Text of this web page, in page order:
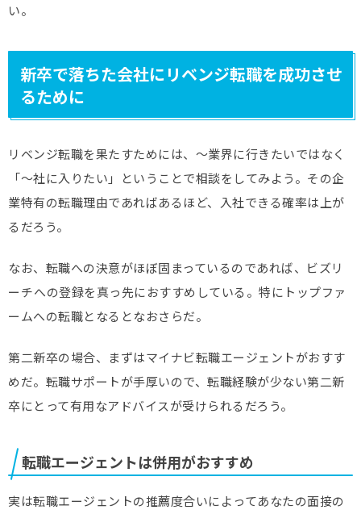
い。
新卒で落ちた会社にリベンジ転職を成功させ
るために
リベンジ転職を果たすためには、～業界に行きたいではなく
「～社に入りたい」ということで相談をしてみよう。その企
業特有の転職理由であればあるほど、入社できる確率は上が
るだろう。
なお、転職への決意がほぼ固まっているのであれば、ビズリ
ーチへの登録を真っ先におすすめしている。特にトップファ
ームへの転職となるとなおさらだ。
第二新卒の場合、まずはマイナビ転職エージェントがおすす
めだ。転職サポートが手厚いので、転職経験が少ない第二新
卒にとって有用なアドバイスが受けられるだろう。
転職エージェントは併用がおすすめ
実は転職エージェントの推薦度合いによってあなたの面接の